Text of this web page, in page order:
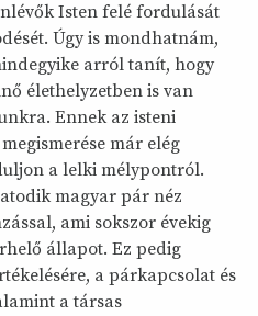
Isten felé fordulását
Úgy is mondhatnám,
arról tanít, hogy
élethelyzetben is van
Ennek az isteni
már elég
a lelki mélypontról.
magyar pár néz
ami sokszor évekig
állapot. Ez pedig
a párkapcsolat és
a társas